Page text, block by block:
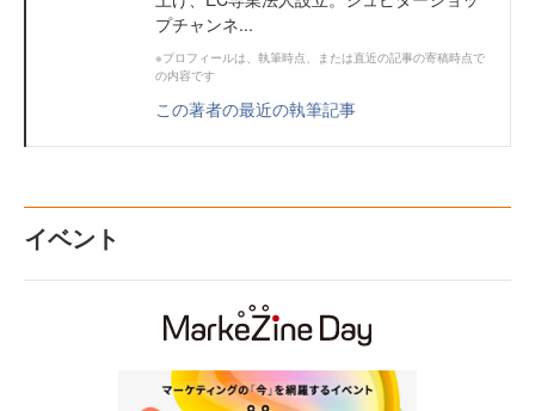
プチャンネ...
※プロフィールは、執筆時点、または直近の記事の寄稿時点で
の内容です
この著者の最近の執筆記事
イベント